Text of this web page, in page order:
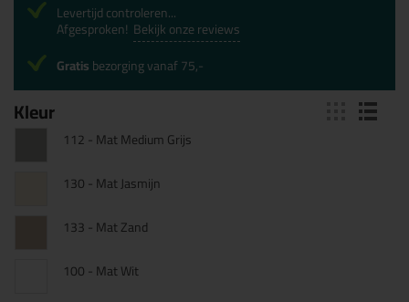
Kleur
112 - Mat Medium Grijs
130 - Mat Jasmijn
133 - Mat Zand
100 - Mat Wit
Levertijd controleren...
Afgesproken! Bekijk onze reviews
Gratisbezorging vanaf 75,-